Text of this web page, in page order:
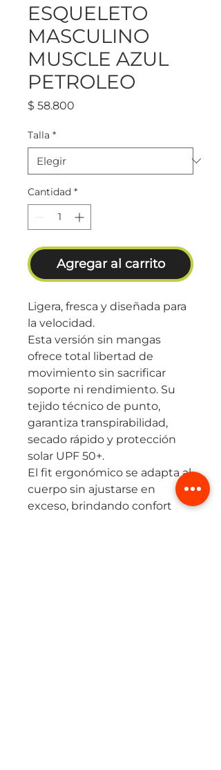
ESQUELETO
MASCULINO
MUSCLE AZUL
PETROLEO
$ 58.800
Talla *
Cantidad *
Agregar al carrito
Ligera, fresca y diseñada para
la velocidad.
Esta versión sin mangas
ofrece total libertad de
movimiento sin sacrificar
soporte ni rendimiento. Su
tejido técnico de punto,
garantiza transpirabilidad,
secado rápido y protección
solar UPF 50+.
El fit ergonómico se adapta al
cuerpo sin ajustarse en
exceso, brindando confort